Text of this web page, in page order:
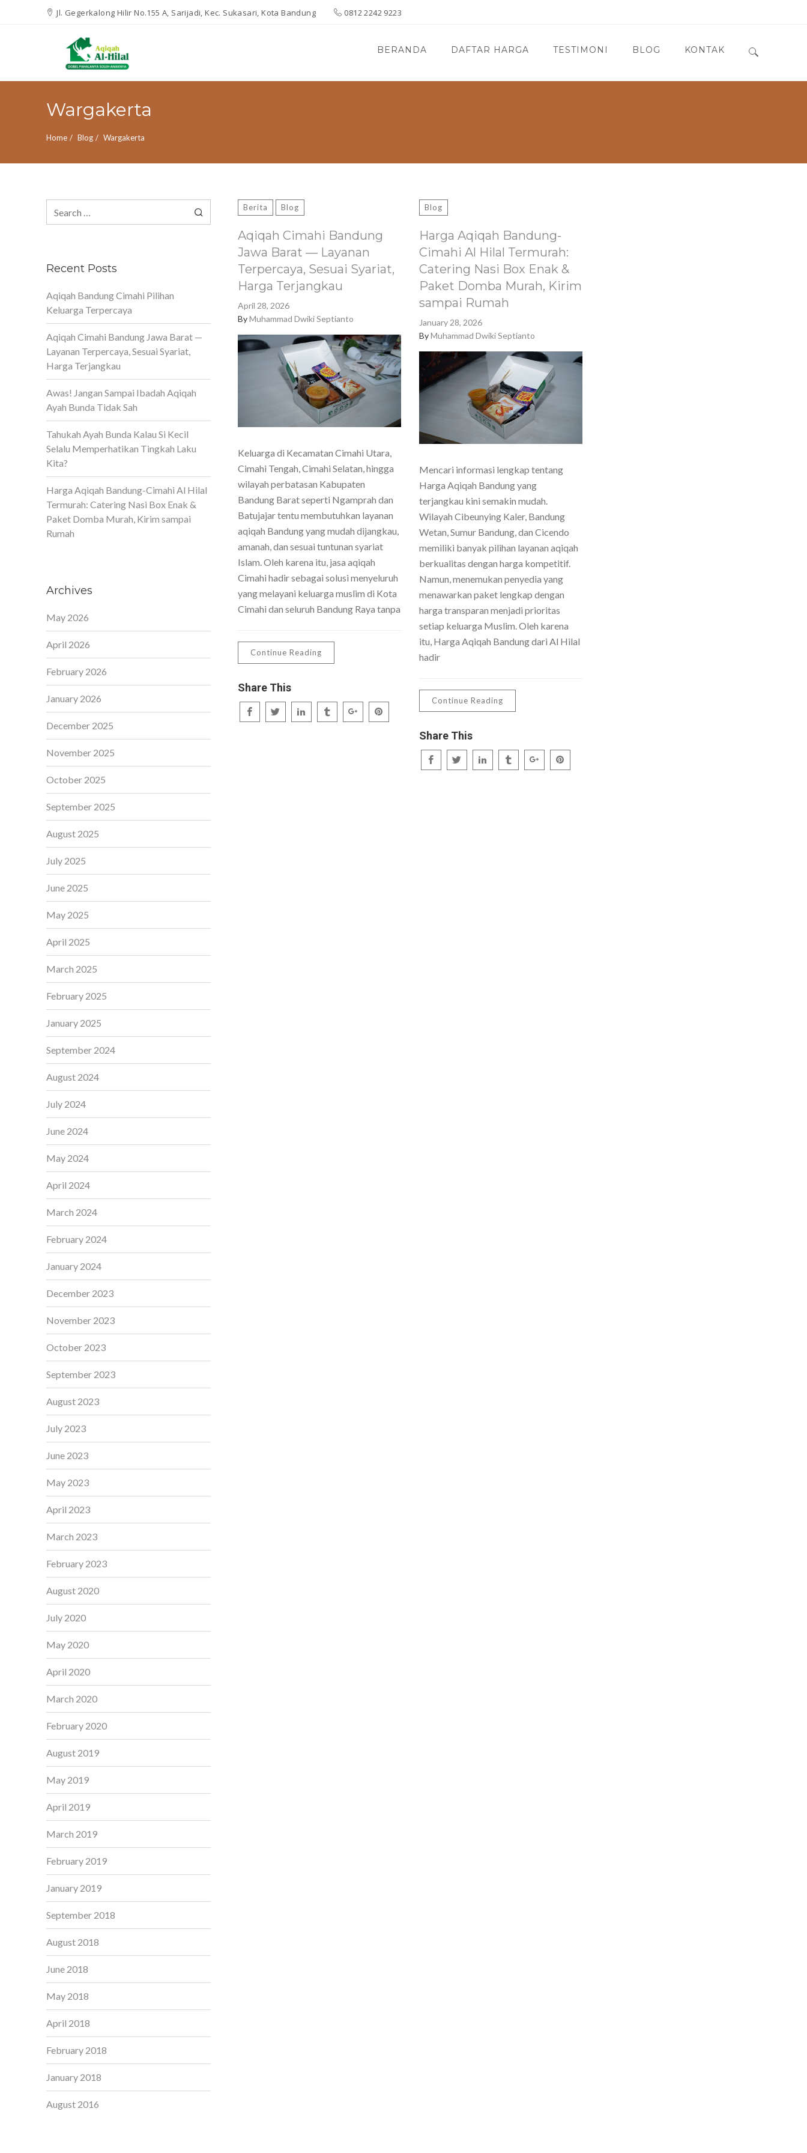
Jl. Gegerkalong Hilir No.155 A, Sarijadi, Kec. Sukasari, Kota Bandung 0812 2242 9223
BERANDA DAFTAR HARGA TESTIMONI BLOG KONTAK
Wargakerta
Home Blog Wargakerta
Berita Blog
Aqiqah Cimahi Bandung
Jawa Barat — Layanan
Terpercaya, Sesuai Syariat,
Harga Terjangkau
April 28, 2026
ByMuhammad Dwiki Septianto
Keluarga di Kecamatan Cimahi Utara,
Cimahi Tengah, Cimahi Selatan, hingga
wilayah perbatasan Kabupaten
Bandung Barat seperti Ngamprah dan
Batujajar tentu membutuhkan layanan
aqiqah Bandung yang mudah dijangkau,
amanah, dan sesuai tuntunan syariat
Islam. Oleh karena itu, jasa aqiqah
Cimahi hadir sebagai solusi menyeluruh
yang melayani keluarga muslim di Kota
Cimahi dan seluruh Bandung Raya tanpa
Continue Reading
Share This
Blog
Harga Aqiqah Bandung-
Cimahi Al Hilal Termurah:
Catering Nasi Box Enak &
Paket Domba Murah, Kirim
sampai Rumah
January 28, 2026
ByMuhammad Dwiki Septianto
Mencari informasi lengkap tentang
Harga Aqiqah Bandung yang
terjangkau kini semakin mudah.
Wilayah Cibeunying Kaler, Bandung
Wetan, Sumur Bandung, dan Cicendo
memiliki banyak pilihan layanan aqiqah
berkualitas dengan harga kompetitif.
Namun, menemukan penyedia yang
menawarkan paket lengkap dengan
harga transparan menjadi prioritas
setiap keluarga Muslim. Oleh karena
itu, Harga Aqiqah Bandung dari Al Hilal
hadir
Continue Reading
Share This
for:
Recent Posts
Aqiqah Bandung Cimahi Pilihan
Keluarga Terpercaya
Aqiqah Cimahi Bandung Jawa Barat —
Layanan Terpercaya, Sesuai Syariat,
Harga Terjangkau
Awas! Jangan Sampai Ibadah Aqiqah
Ayah Bunda Tidak Sah
Tahukah Ayah Bunda Kalau Si Kecil
Selalu Memperhatikan Tingkah Laku
Kita?
Harga Aqiqah Bandung-Cimahi Al Hilal
Termurah: Catering Nasi Box Enak &
Paket Domba Murah, Kirim sampai
Rumah
Archives
May 2026
April 2026
February 2026
January 2026
December 2025
November 2025
October 2025
September 2025
August 2025
July 2025
June 2025
May 2025
April 2025
March 2025
February 2025
January 2025
September 2024
August 2024
July 2024
June 2024
May 2024
April 2024
March 2024
February 2024
January 2024
December 2023
November 2023
October 2023
September 2023
August 2023
July 2023
June 2023
May 2023
April 2023
March 2023
February 2023
August 2020
July 2020
May 2020
April 2020
March 2020
February 2020
August 2019
May 2019
April 2019
March 2019
February 2019
January 2019
September 2018
August 2018
June 2018
May 2018
April 2018
February 2018
January 2018
August 2016